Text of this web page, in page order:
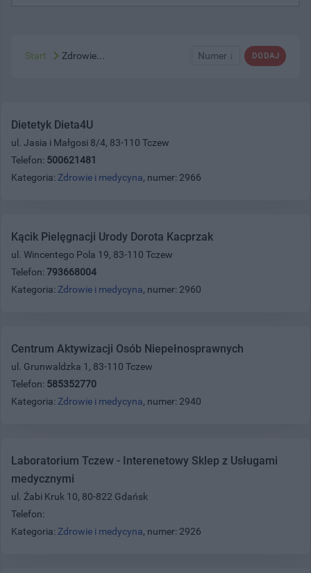
DODAJ
Numer ↓
Start Zdrowie...
Dietetyk Dieta4U
ul. Jasia i Małgosi 8/4, 83-110 Tczew
Telefon: 500621481
Kategoria: Zdrowie i medycyna, numer: 2966
Kącik Pielęgnacji Urody Dorota Kacprzak
ul. Wincentego Pola 19, 83-110 Tczew
Telefon: 793668004
Kategoria: Zdrowie i medycyna, numer: 2960
Centrum Aktywizacji Osób Niepełnosprawnych
ul. Grunwaldzka 1, 83-110 Tczew
Telefon: 585352770
Kategoria: Zdrowie i medycyna, numer: 2940
Laboratorium Tczew - Interenetowy Sklep z Usługami
medycznymi
ul. Żabi Kruk 10, 80-822 Gdańsk
Telefon:
Kategoria: Zdrowie i medycyna, numer: 2926